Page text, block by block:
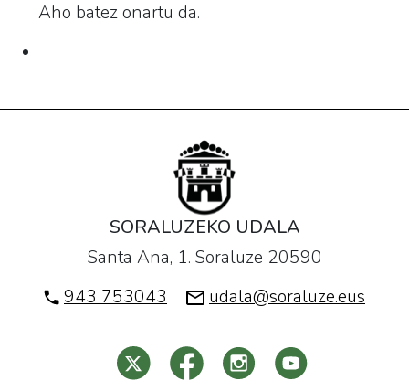
Aho batez onartu da.
SORALUZEKO UDALA
Santa Ana, 1. Soraluze 20590
943 753043
udala@soraluze.eus